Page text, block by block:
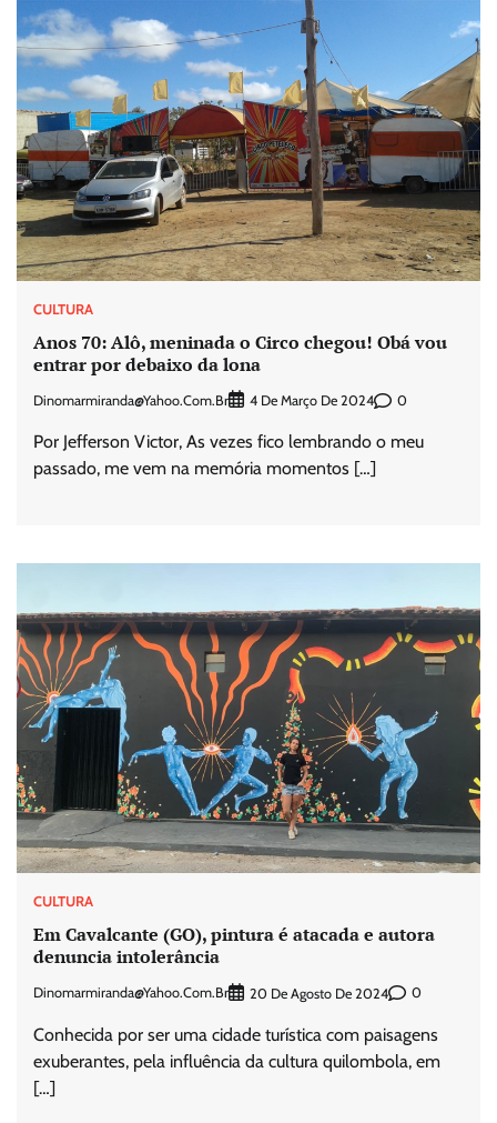
CULTURA
Anos 70: Alô, meninada o Circo chegou! Obá vou
entrar por debaixo da lona
Dinomarmiranda@yahoo.com.br 4 De Março De 2024 0
Por Jefferson Victor, As vezes fico lembrando o meu
passado, me vem na memória momentos […]
CULTURA
Em Cavalcante (GO), pintura é atacada e autora
denuncia intolerância
Dinomarmiranda@yahoo.com.br 20 De Agosto De 2024 0
Conhecida por ser uma cidade turística com paisagens
exuberantes, pela influência da cultura quilombola, em
[…]